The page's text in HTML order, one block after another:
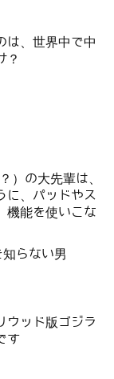
は、世界中で中
？
）の大先輩は、
に、パッドやス
機能を使いこな
らない男
ウッド版ゴジラ
す